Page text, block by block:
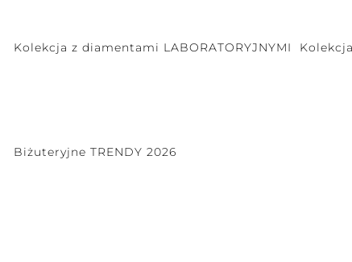
Kolekcja z diamentami LABORATORYJNYMI
Biżuteryjne TRENDY 2026